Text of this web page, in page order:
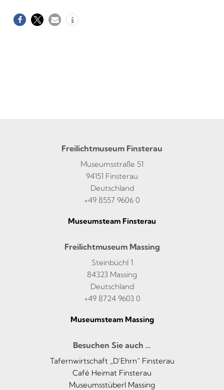
Freilichtmuseum Finsterau
Museumsstraße 51
94151 Finsterau
Deutschland
+49 8557 9606 0
Museumsteam Finsterau
Freilichtmuseum Massing
Steinbüchl 1
84323 Massing
Deutschland
+49 8724 9603 0
Museumsteam Massing
Besuchen Sie auch …
Tafernwirtschaft „D’Ehrn“ Finsterau
Café Heimat Finsterau
Museumsstüberl Massing